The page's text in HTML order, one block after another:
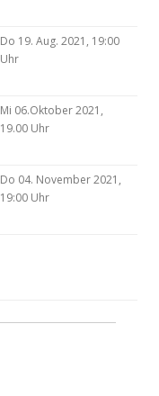
Do 19. Aug. 2021, 19:00
Uhr
Mi 06.Oktober 2021,
19.00 Uhr
Do 04. November 2021,
19:00 Uhr